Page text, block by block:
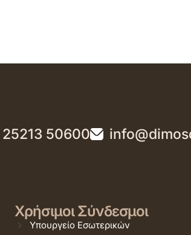
25213 50600
Χρήσιμοι Σύνδεσμοι
Υπουργείο Εσωτερικών